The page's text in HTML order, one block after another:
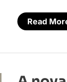
Read
A